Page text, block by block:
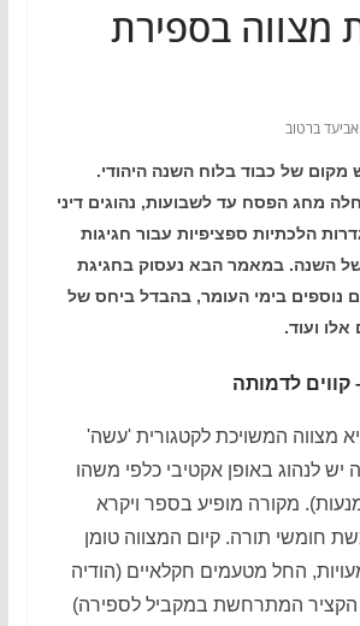
מצווה בספירת
אביעד ברטוב
מקום של כבוד בלוח השנה היהודי.
מחג הפסח עד לשבועות, נהוגים דיני
הלכתיות ספציפיות עבור חגיגות
של השנה. במאמר הבא נעסוק בחגיגת
נוספים בימי העומר, בהבדל ביחס של
אלו ועוד.
לדמותה
מצווה המשויכת לקטגורית 'עשה'
יש לנהוג באופן אקטיבי כלפי משהו
מקורה מופיע בספר ויקרא
חומשי תורה. קיום המצווה טומן
החל מטעמים חקלאיים (הודיה
הקציר המתרחשת במקביל לספירה)